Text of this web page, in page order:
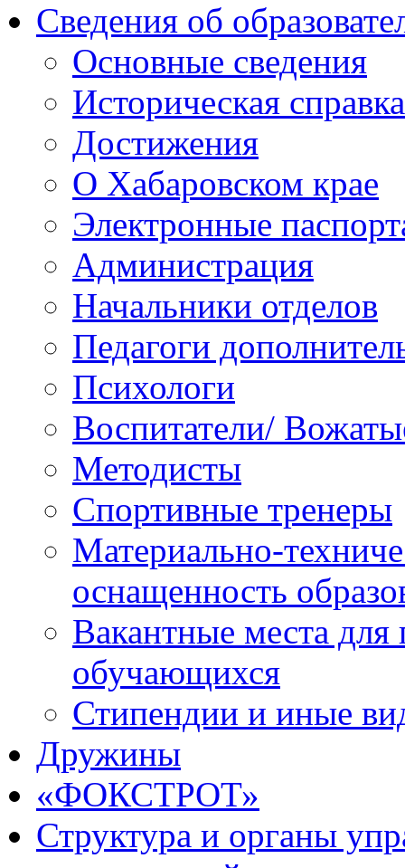
Сведения об
Основные сведения
Историческая справка
Достижения
О Хабаровском крае
Электронные
Администрация
Начальники отделов
Педагоги
Психологи
Воспитатели/
Методисты
Спортивные тренеры
Материально-
оснащенность
Вакантные места для
обучающихся
Стипендии и иные
Дружины
«ФОКСТРОТ»
Структура и органы